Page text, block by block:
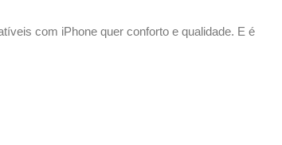
com iPhone quer conforto e qualidade. E é